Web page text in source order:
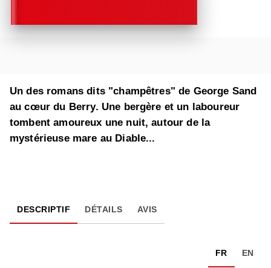
Un des romans dits "champêtres" de George Sand
au cœur du Berry. Une bergère et un laboureur
tombent amoureux une nuit, autour de la
mystérieuse mare au Diable...
DESCRIPTIF DÉTAILS AVIS
FR EN